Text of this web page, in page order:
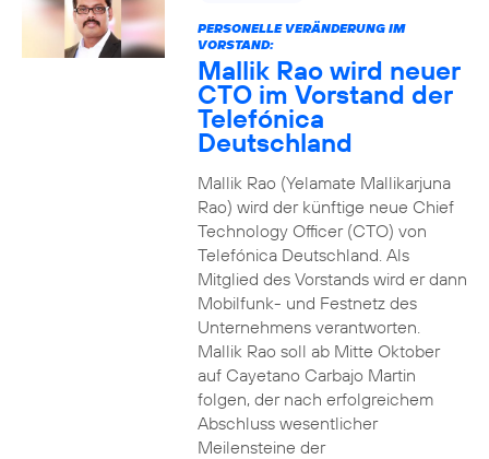
PERSONELLE VERÄNDERUNG IM
VORSTAND:
Mallik Rao wird neuer
CTO im Vorstand der
Telefónica
Deutschland
Mallik Rao (Yelamate Mallikarjuna
Rao) wird der künftige neue Chief
Technology Officer (CTO) von
Telefónica Deutschland. Als
Mitglied des Vorstands wird er dann
Mobilfunk- und Festnetz des
Unternehmens verantworten.
Mallik Rao soll ab Mitte Oktober
auf Cayetano Carbajo Martin
folgen, der nach erfolgreichem
Abschluss wesentlicher
Meilensteine der